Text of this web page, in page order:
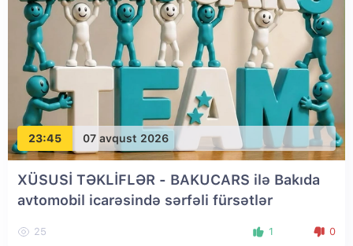
23:45 07 avqust 2026
XÜSUSİ TƏKLİFLƏR - BAKUCARS ilə Bakıda
avtomobil icarəsində sərfəli fürsətlər
25 1 0